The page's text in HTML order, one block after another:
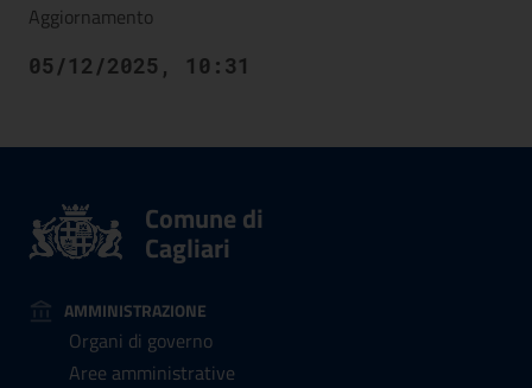
Aggiornamento
05/12/2025, 10:31
Comune di
Cagliari
AMMINISTRAZIONE
Organi di governo
Aree amministrative